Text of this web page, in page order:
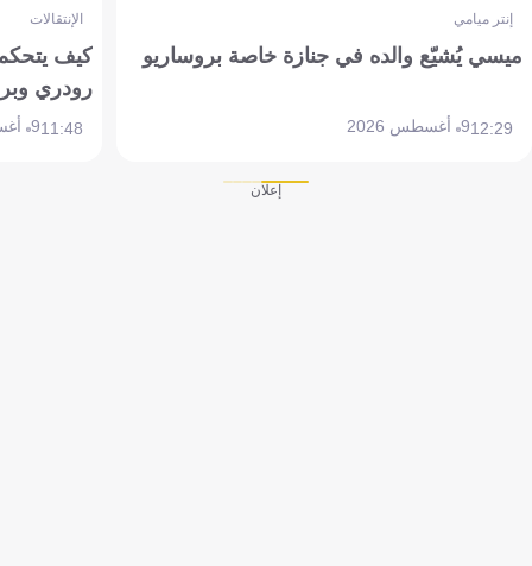
إنتر ميامي
ميسي يُشيّع والده في جنازة خاصة بروساريو
12:299 أغسطس 2026
الإنتقالات
كيف
رودري
11:489 أغسطس 2026
إعلان